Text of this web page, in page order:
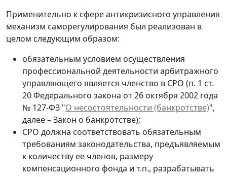
Применительно к сфере антикризисного управления
механизм саморегулирования был реализован в
целом следующим образом:
обязательным условием осуществления
профессиональной деятельности арбитражного
управляющего является членство в СРО (п. 1 ст.
20 Федерального закона от 26 октября 2002 года
№ 127-ФЗ "О несостоятельности (банкротстве)",
далее – Закон о банкротстве);
СРО должна соответствовать обязательным
требованиям законодательства, предъявляемым
к количеству ее членов, размеру
компенсационного фонда и т.п., разрабатывать